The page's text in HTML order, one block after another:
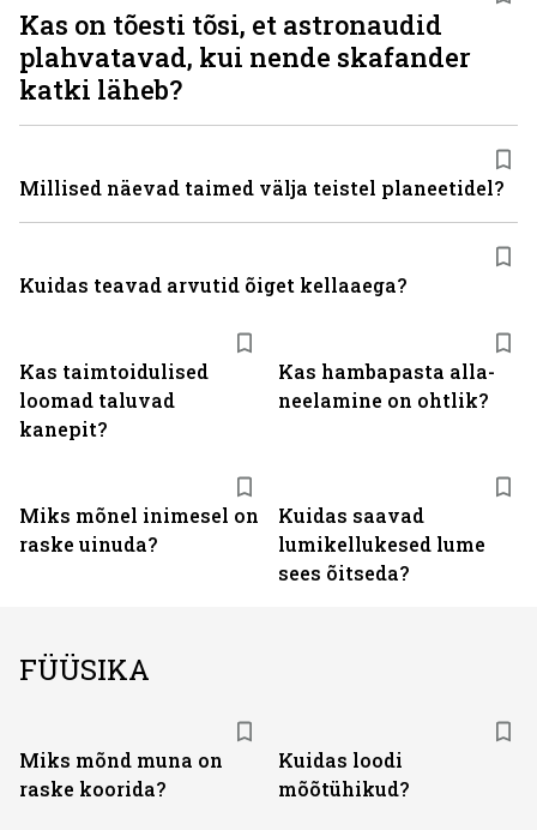
Kas taimtoidulised
loomad taluvad
kanepit?
Kas hambapasta alla­
neelamine on ohtlik?
Miks mõnel inimesel on
raske uinuda?
Kuidas saavad
lumikellukesed lume
sees õitseda?
Kas on tõesti tõsi, et astronaudid
plahvatavad, kui nende skafander
katki läheb?
Millised näevad taimed välja teistel planeetidel?
Kuidas teavad arvutid õiget kellaaega?
FÜÜSIKA
Miks mõnd muna on
raske koorida?
Kuidas loodi
mõõtühikud?